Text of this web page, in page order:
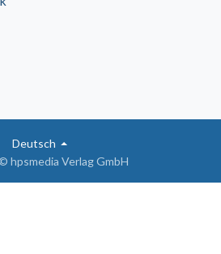
hpsmedia Verlag GmbH
Deutsch